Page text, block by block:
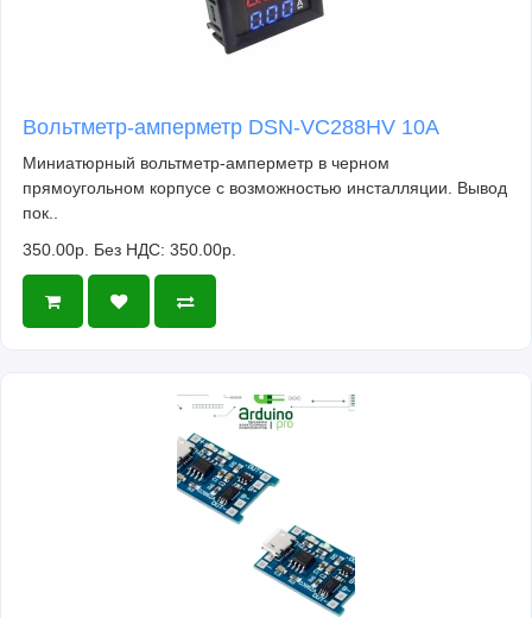
Вольтметр-амперметр DSN-VC288HV 10А
Миниатюрный вольтметр-амперметр в черном
прямоугольном корпусе с возможностью инсталляции. Вывод
пок..
350.00р. Без НДС: 350.00р.